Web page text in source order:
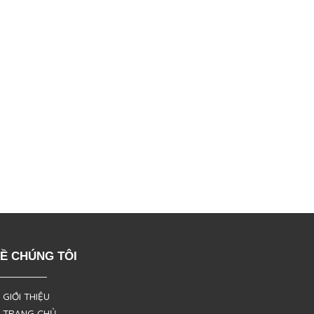
CHÚNG TÔI
THIỆU